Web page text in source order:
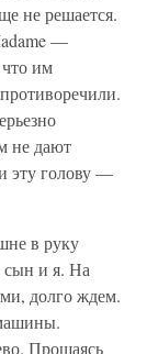
не решается.
—
им
не дают
эту голову —
в руку
сын и я. На
долго ждем.
Прощаясь